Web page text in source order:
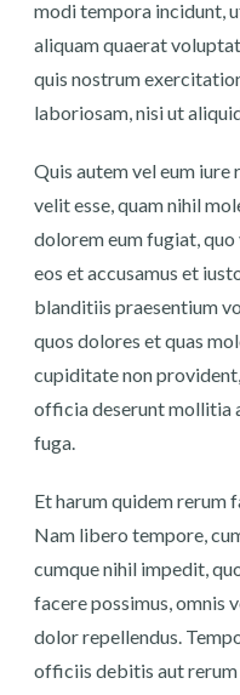
modi tempora incidunt,
aliquam quaerat
quis nostrum
laboriosam, nisi ut
Quis autem vel eum
velit esse, quam nihil
dolorem eum fugiat,
eos et accusamus et
blanditiis praesentium
quos dolores et quas
cupiditate non
officia deserunt mollitia
fuga.
Et harum quidem rerum
Nam libero tempore,
cumque nihil impedit,
facere possimus, omnis
dolor repellendus.
officiis debitis aut rerum